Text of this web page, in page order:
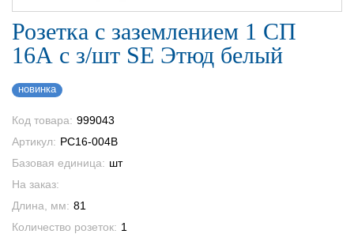
Розетка с заземлением 1 СП
16А с з/шт SE Этюд белый
новинка
Код товара: 999043
Артикул: PC16-004B
Базовая единица: шт
На заказ:
Длина, мм: 81
Количество розеток: 1